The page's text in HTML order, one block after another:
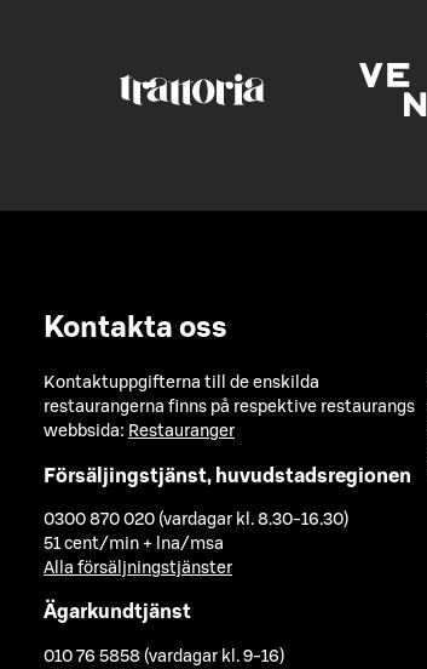
Kontakta oss
Kontaktuppgifterna till de enskilda
restaurangerna finns på respektive restaurangs
webbsida: Restauranger
Försäljingstjänst, huvudstadsregionen
0300 870 020 (vardagar kl. 8.30-16.30)
51 cent/min + lna/msa
Alla försäljningstjänster
Ägarkundtjänst
010 76 5858 (vardagar kl. 9-16)